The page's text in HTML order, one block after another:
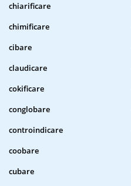
chiarificare
chimificare
cibare
claudicare
cokificare
conglobare
controindicare
coobare
cubare